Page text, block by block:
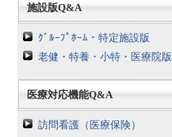
施設版Q&A
ｸﾞﾙｰﾌﾟﾎｰﾑ・特定施設版
老健・特養・小特・医療院版
医療対応機能Q&A
訪問看護（医療保険）